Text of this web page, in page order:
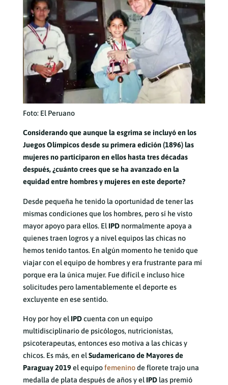
Foto: El Peruano
Considerando que aunque la esgrima se incluyó en los
Juegos Olímpicos desde su primera edición (1896) las
mujeres no participaron en ellos hasta tres décadas
después, ¿cuánto crees que se ha avanzado en la
equidad entre hombres y mujeres en este deporte?
Desde pequeña he tenido la oportunidad de tener las
mismas condiciones que los hombres, pero sí he visto
mayor apoyo para ellos. El IPD normalmente apoya a
quienes traen logros y a nivel equipos las chicas no
hemos tenido tantos. En algún momento he tenido que
viajar con el equipo de hombres y era frustrante para mí
porque era la única mujer. Fue difícil e incluso hice
solicitudes pero lamentablemente el deporte es
excluyente en ese sentido.
Hoy por hoy elIPDcuenta con un equipo
multidisciplinario de psicólogos, nutricionistas,
psicoterapeutas, entonces eso motiva a las chicas y
chicos. Es más, en elSudamericano de Mayores de
Paraguay 2019el equipofemeninode florete trajo una
medalla de plata después de años y elIPD las premió